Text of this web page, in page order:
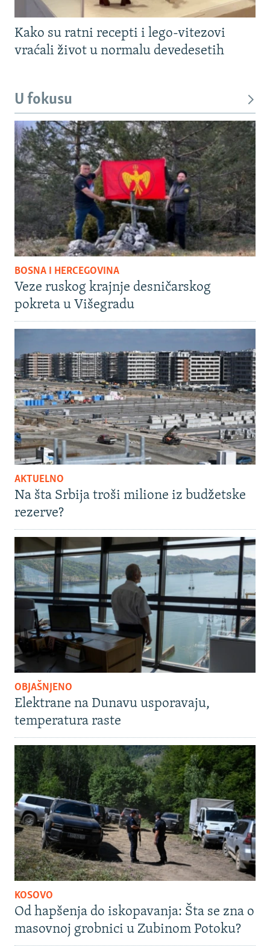
Kako su ratni recepti i lego-vitezovi
vraćali život u normalu devedesetih
U fokusu
BOSNA I HERCEGOVINA
Veze ruskog krajnje desničarskog
pokreta u Višegradu
AKTUELNO
Na šta Srbija troši milione iz budžetske
rezerve?
OBJAŠNJENO
Elektrane na Dunavu usporavaju,
temperatura raste
KOSOVO
Od hapšenja do iskopavanja: Šta se zna o
masovnoj grobnici u Zubinom Potoku?